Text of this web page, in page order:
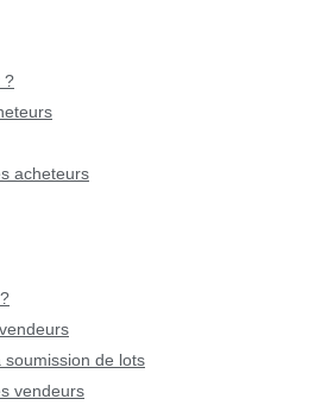
?
acheteurs
de lots
vendeurs